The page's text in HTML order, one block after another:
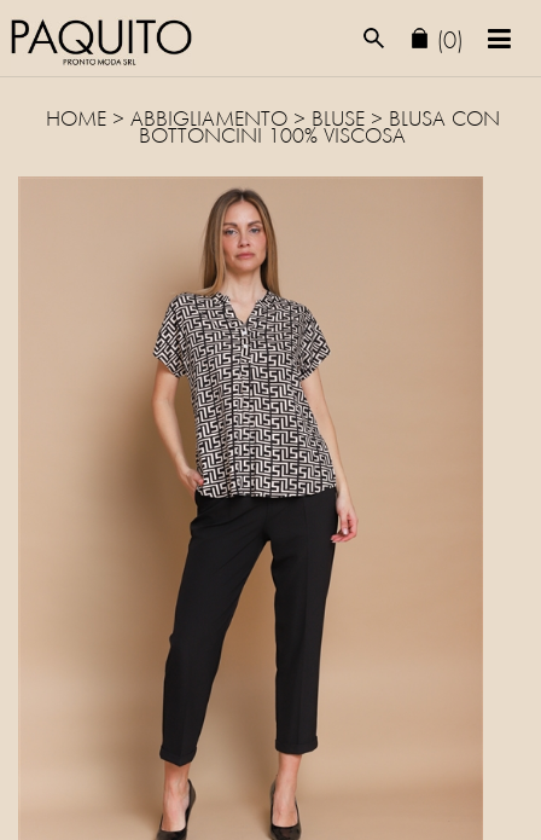
(0)
HOME > ABBIGLIAMENTO> BLUSE> BLUSA CON
BOTTONCINI 100% VISCOSA